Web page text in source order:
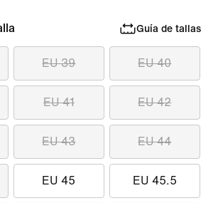
Guía de tallas
EU 39 EU 40
EU 41 EU 42
EU 43 EU 44
EU 45 EU 45.5